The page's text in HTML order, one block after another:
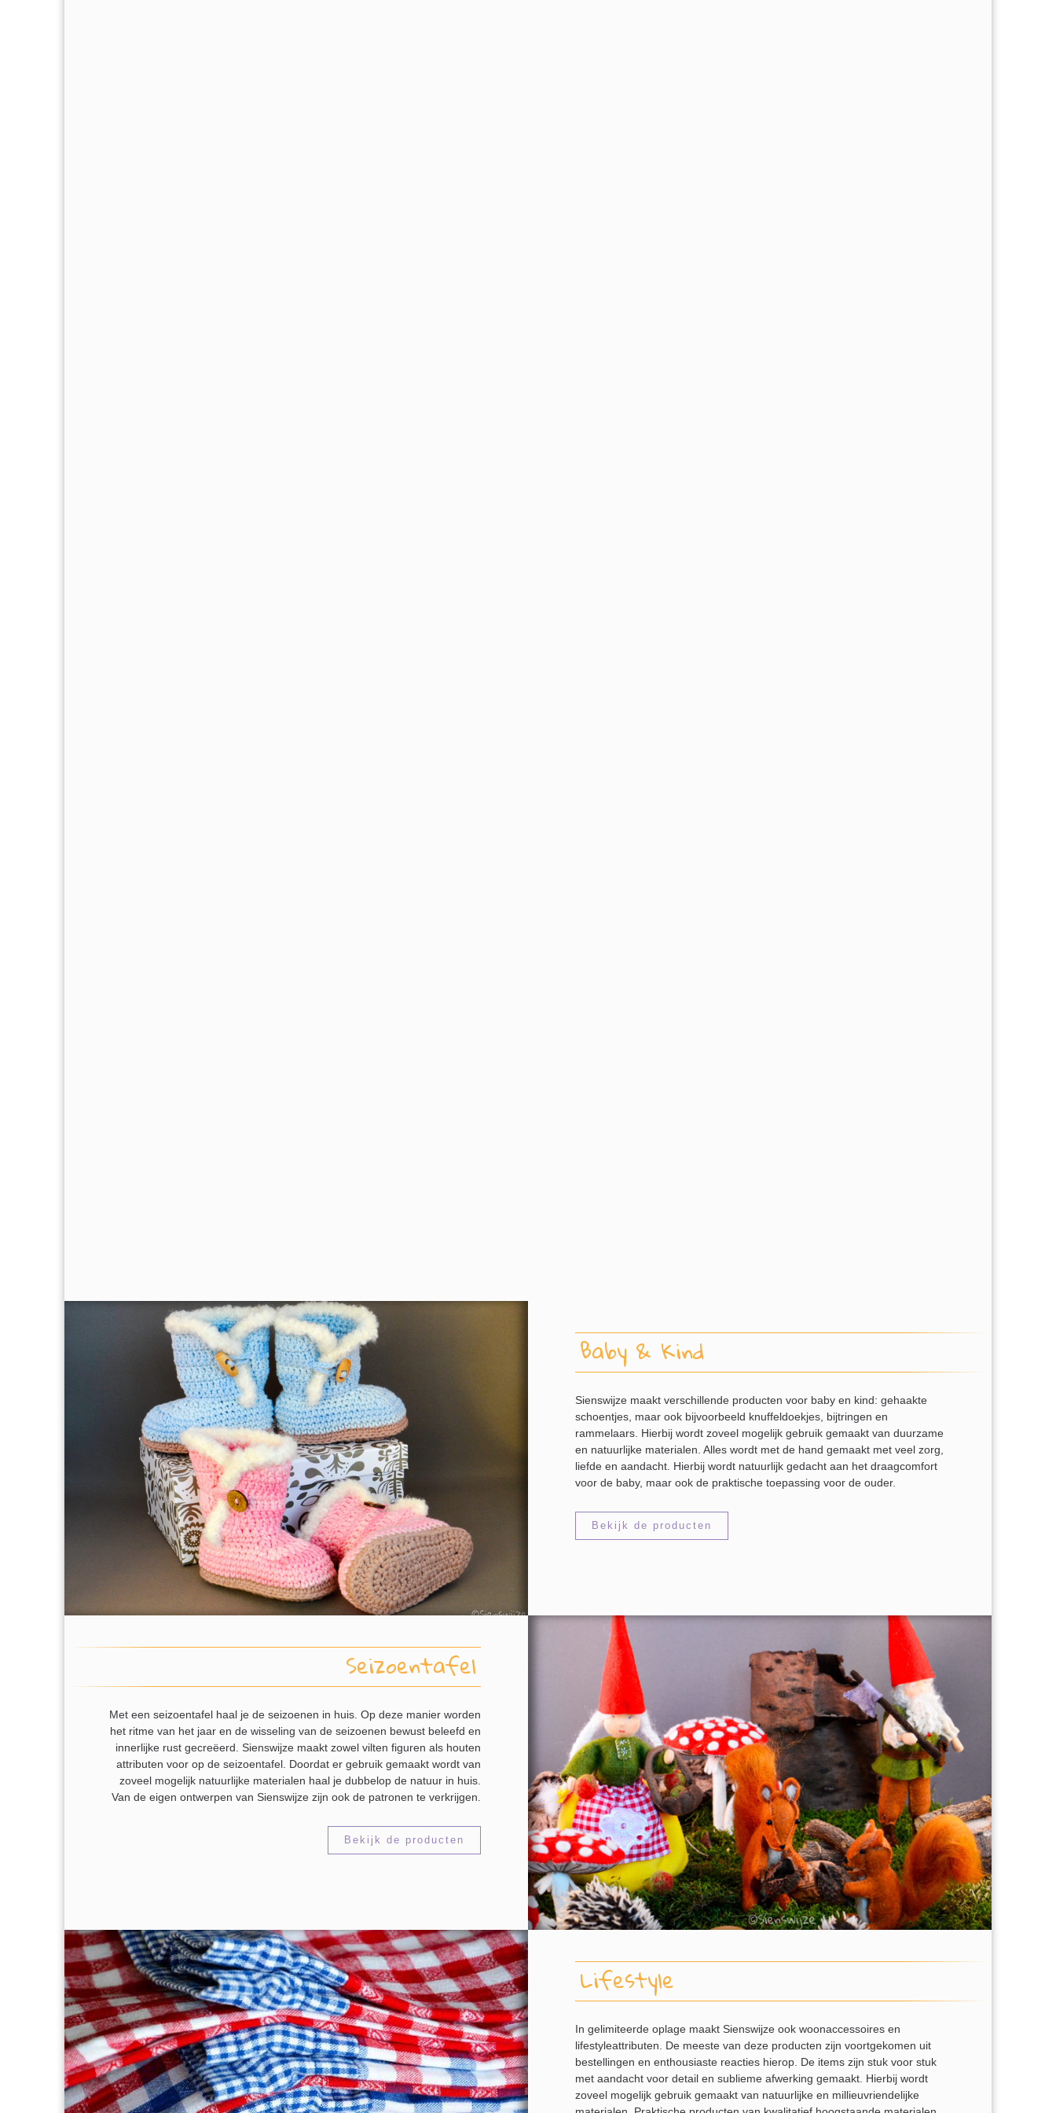
Baby & Kind
Sienswijze maakt verschillende producten voor baby en kind: gehaakte
schoentjes, maar ook bijvoorbeeld knuffeldoekjes, bijtringen en
rammelaars. Hierbij wordt zoveel mogelijk gebruik gemaakt van duurzame
en natuurlijke materialen. Alles wordt met de hand gemaakt met veel zorg,
liefde en aandacht. Hierbij wordt natuurlijk gedacht aan het draagcomfort
voor de baby, maar ook de praktische toepassing voor de ouder.
Bekijk de producten
Seizoentafel
Met een seizoentafel haal je de seizoenen in huis. Op deze manier worden
het ritme van het jaar en de wisseling van de seizoenen bewust beleefd en
innerlijke rust gecreëerd. Sienswijze maakt zowel vilten figuren als houten
attributen voor op de seizoentafel. Doordat er gebruik gemaakt wordt van
zoveel mogelijk natuurlijke materialen haal je dubbelop de natuur in huis.
Van de eigen ontwerpen van Sienswijze zijn ook de patronen te verkrijgen.
Bekijk de producten
Lifestyle
In gelimiteerde oplage maakt Sienswijze ook woonaccessoires en
lifestyleattributen. De meeste van deze producten zijn voortgekomen uit
bestellingen en enthousiaste reacties hierop. De items zijn stuk voor stuk
met aandacht voor detail en sublieme afwerking gemaakt. Hierbij wordt
zoveel mogelijk gebruik gemaakt van natuurlijke en millieuvriendelijke